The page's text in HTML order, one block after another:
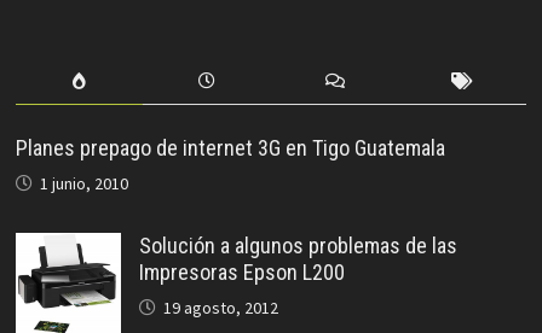
Planes prepago de internet 3G en Tigo Guatemala
1 junio, 2010
Solución a algunos problemas de las
Impresoras Epson L200
19 agosto, 2012